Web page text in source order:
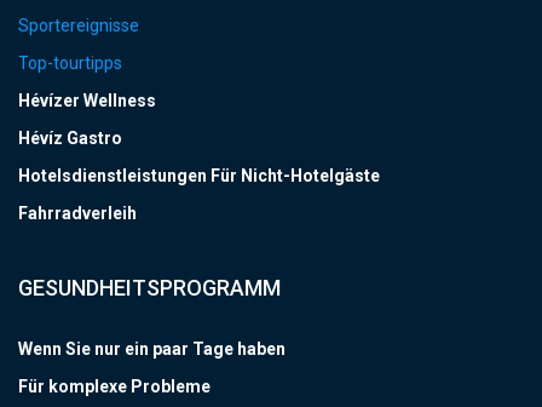
Sportereignisse
Top-tourtipps
Hévízer Wellness
Hévíz Gastro
Hotelsdienstleistungen Für Nicht-Hotelgäste
Fahrradverleih
GESUNDHEITSPROGRAMM
Wenn Sie nur ein paar Tage haben
Für komplexe Probleme